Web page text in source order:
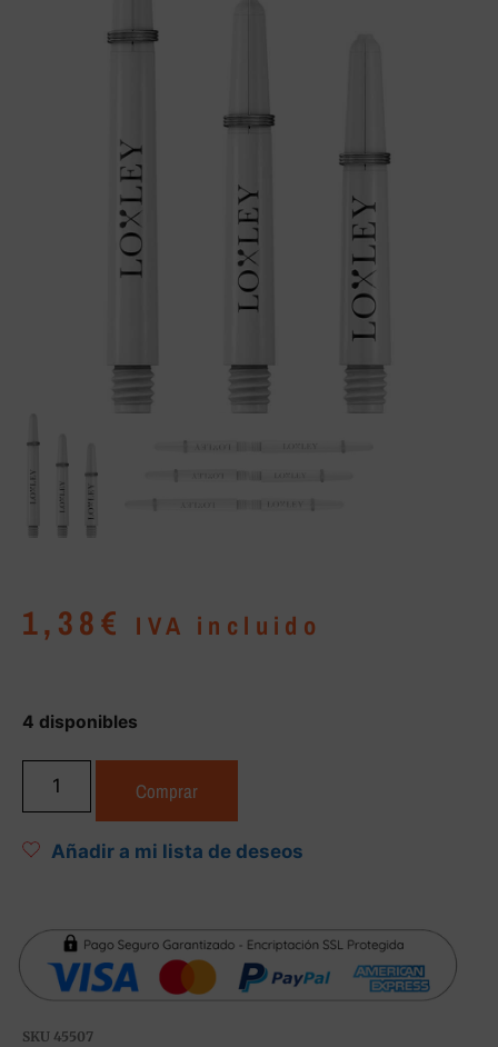
1,38€ IVA incluido
4 disponibles
Comprar
Añadir a mi lista de deseos
SKU 45507